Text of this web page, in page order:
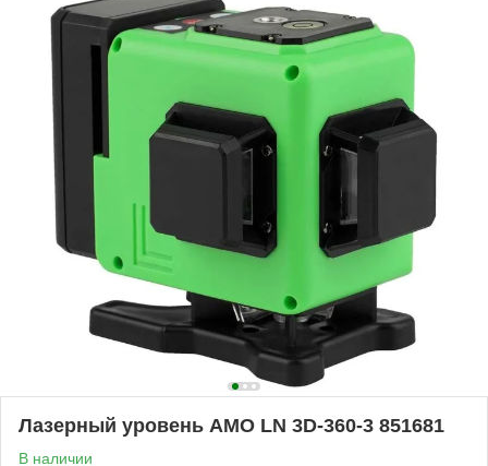
Лазерный уровень AMO LN 3D-360-3 851681
В наличии